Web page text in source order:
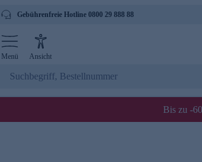
Gebührenfreie Hotline 0800 29 888 88
Menü Ansicht
Bis zu -